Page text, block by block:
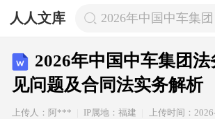
人人文库 2026年中国中车集
2026年中国中车集团
见问题及合同法实务解析
上传人：阿*** IP属地：福建 上传时间：